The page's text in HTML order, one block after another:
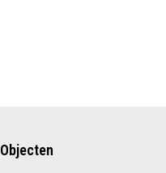
Objecten